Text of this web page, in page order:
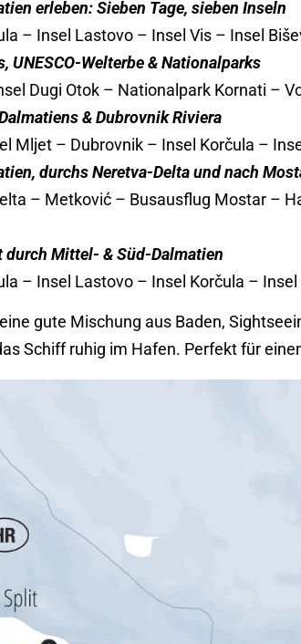
erleben: Sieben Tage, sieben Inseln
– Insel Lastovo – Insel Vis – Insel
UNESCO-Welterbe & Nationalparks
Dugi Otok – Nationalpark Kornati –
& Dubrovnik Riviera
Mljet – Dubrovnik – Insel Korčula –
durchs Neretva-Delta und nach
– Metković – Busausflug Mostar –
Mittel- & Süd-Dalmatien
– Insel Lastovo – Insel Korčula –
gute Mischung aus Baden,
Schiff ruhig im Hafen. Perfekt für